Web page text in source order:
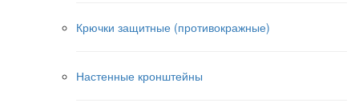
Крючки защитные (противокражные)
Настенные кронштейны